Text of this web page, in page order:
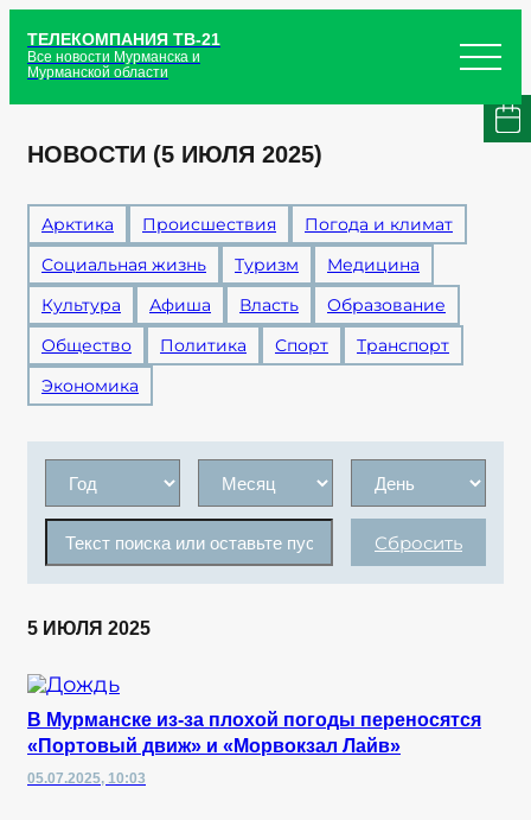
ТЕЛЕКОМПАНИЯ ТВ-21
Все новости Мурманска и
Мурманской области
НОВОСТИ (5 ИЮЛЯ 2025)
Арктика Происшествия
Погода и климат
Социальная жизнь
Туризм
Медицина
Культура
Афиша Власть
Образование
Общество
Политика Спорт
Транспорт
Экономика
Сбросить
5 ИЮЛЯ 2025
В Мурманске из-за плохой погоды переносятся
«Портовый движ» и «Морвокзал Лайв»
05.07.2025, 10:03